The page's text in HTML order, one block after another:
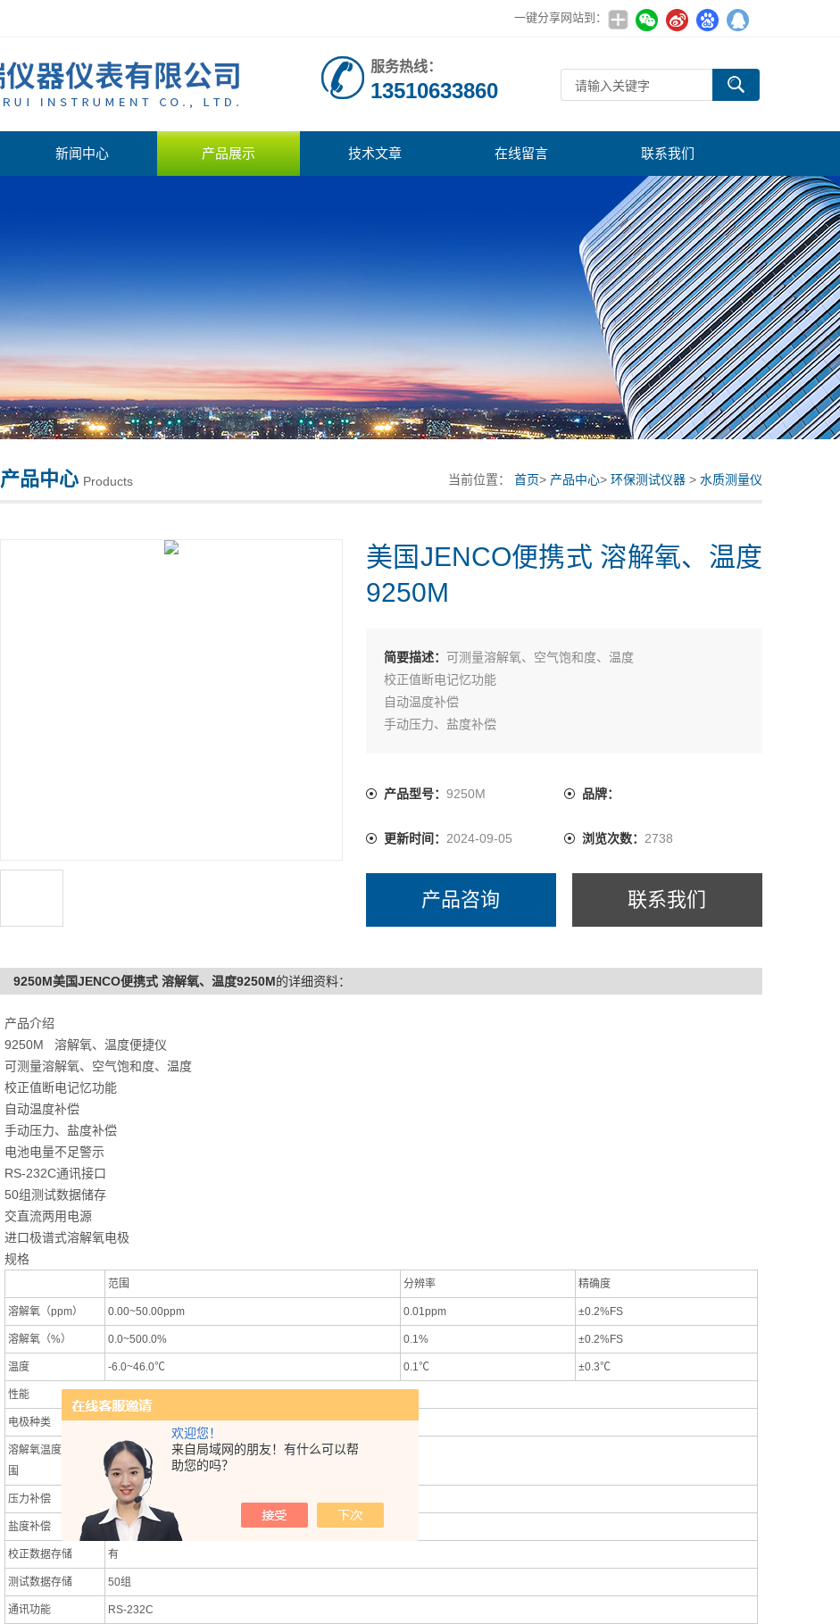
欢迎您！
来自局域网的朋友！有什么可以帮
助您的吗？
一键分享网站到：
服务热线：
13510633860
新闻中心 产品展示 技术文章 在线留言 联系我们
产品中心 Products 当前位置： 首页> 产品中心> 环保测试仪器 > 水质测量仪
美国JENCO便携式 溶解氧、温度
9250M
简要描述： 可测量溶解氧、空气饱和度、温度
校正值断电记忆功能
自动温度补偿
手动压力、盐度补偿
50组测试数据储存
进口极谱式溶解氧电极
产品型号： 9250M 品牌：
更新时间： 2024-09-05 浏览次数： 2738
产品咨询 联系我们
9250M美国JENCO便携式 溶解氧、温度9250M的详细资料：
产品介绍
9250M 溶解氧、温度便捷仪
可测量溶解氧、空气饱和度、温度
校正值断电记忆功能
自动温度补偿
手动压力、盐度补偿
电池电量不足警示
RS-232C通讯接口
50组测试数据储存
交直流两用电源
进口极谱式溶解氧电极
规格
范围 分辨率 精确度
溶解氧（ppm） 0.00~50.00ppm 0.01ppm ±0.2%FS
溶解氧（%） 0.0~500.0% 0.1% ±0.2%FS
温度 -6.0~46.0℃ 0.1℃ ±0.3℃
性能
电极种类 极谱式电极
溶解氧温度补偿范
围
自动-6.0~46.0℃
压力补偿 600~1100mBar可调，默认值是1013mBar
盐度补偿 0.00~40.0ppt可调，默认值是0.0ppt
校正数据存储 有
测试数据存储 50组
通讯功能 RS-232C